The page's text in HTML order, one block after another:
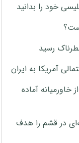
خود را بدانید
رسید
آمریکا به ایران
آماده
آمریکا خانه‌ای در قشم را هدف